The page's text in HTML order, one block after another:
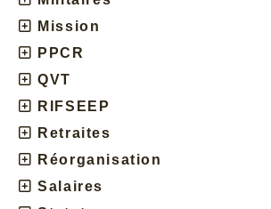
Mission
PPCR
QVT
RIFSEEP
Retraites
Réorganisation
Salaires